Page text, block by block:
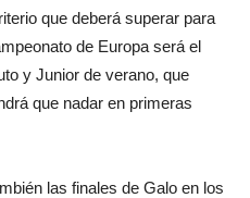
que deberá superar para
de Europa será el
y Junior de verano, que
que nadar en primeras
las finales de Galo en los